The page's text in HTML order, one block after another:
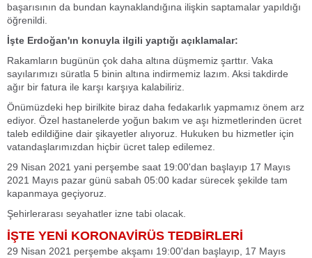
başarısının da bundan kaynaklandığına ilişkin saptamalar yapıldığı
öğrenildi.
İşte Erdoğan'ın konuyla ilgili yaptığı açıklamalar:
Rakamların bugünün çok daha altına düşmemiz şarttır. Vaka
sayılarımızı süratla 5 binin altına indirmemiz lazım. Aksi takdirde
ağır bir fatura ile karşı karşıya kalabiliriz.
Önümüzdeki hep birilkite biraz daha fedakarlık yapmamız önem arz
ediyor. Özel hastanelerde yoğun bakım ve aşı hizmetlerinden ücret
taleb edildiğine dair şikayetler alıyoruz. Hukuken bu hizmetler için
vatandaşlarımızdan hiçbir ücret talep edilemez.
29 Nisan 2021 yani perşembe saat 19:00'dan başlayıp 17 Mayıs
2021 Mayıs pazar günü sabah 05:00 kadar sürecek şekilde tam
kapanmaya geçiyoruz.
Şehirlerarası seyahatler izne tabi olacak.
İŞTE YENİ KORONAVİRÜS TEDBİRLERİ
29 Nisan 2021 perşembe akşamı 19:00'dan başlayıp, 17 Mayıs